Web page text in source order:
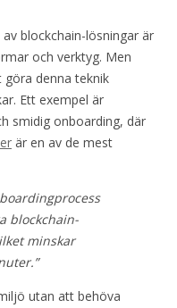
blockchain-lösningar är
och verktyg. Men
denna teknik
Ett exempel är
smidig onboarding, där
är en av de mest
blockchain-
minskar
utan att behöva